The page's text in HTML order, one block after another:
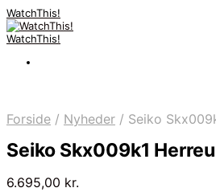
WatchThis!
WatchThis!
Forside / Nyheder / Seiko
Seiko Skx009k1
6.695,00 kr.